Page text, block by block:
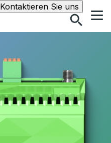
Kontaktieren Sie unsSuche